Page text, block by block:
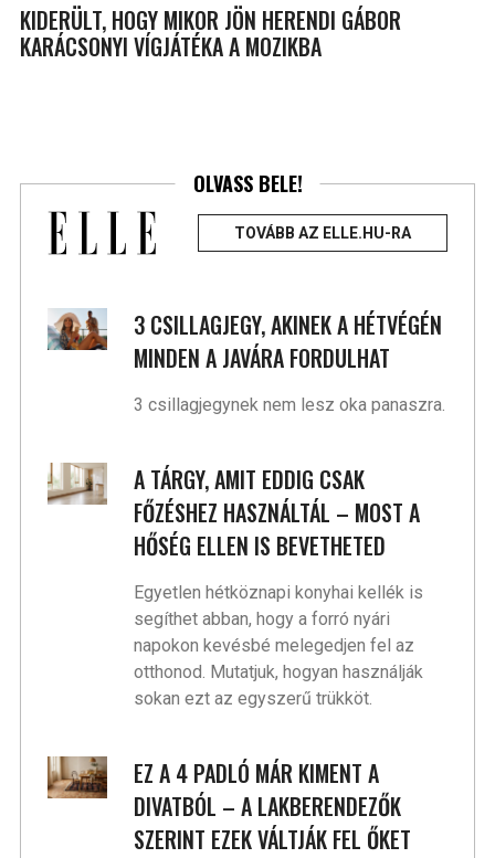
KIDERÜLT, HOGY MIKOR JÖN HERENDI GÁBOR
KARÁCSONYI VÍGJÁTÉKA A MOZIKBA
OLVASS BELE!
TOVÁBB AZ ELLE.HU-RA
3 CSILLAGJEGY, AKINEK A HÉTVÉGÉN
MINDEN A JAVÁRA FORDULHAT
3 csillagjegynek nem lesz oka panaszra.
A TÁRGY, AMIT EDDIG CSAK
FŐZÉSHEZ HASZNÁLTÁL – MOST A
HŐSÉG ELLEN IS BEVETHETED
Egyetlen hétköznapi konyhai kellék is
segíthet abban, hogy a forró nyári
napokon kevésbé melegedjen fel az
otthonod. Mutatjuk, hogyan használják
sokan ezt az egyszerű trükköt.
EZ A 4 PADLÓ MÁR KIMENT A
DIVATBÓL – A LAKBERENDEZŐK
SZERINT EZEK VÁLTJÁK FEL ŐKET